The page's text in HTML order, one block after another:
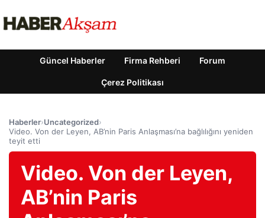
Güncel Haberler Firma Rehberi Forum
Çerez Politikası
Haberler›Uncategorized›
Video. Von der Leyen, AB’nin Paris Anlaşması’na bağlılığını yeniden
teyit etti
Video. Von der Leyen,
AB’nin Paris